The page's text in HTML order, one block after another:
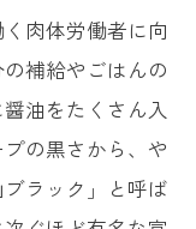
肉体労働者に向
補給やごはんの
油をたくさん入
の黒さから、や
ラック」と呼ば